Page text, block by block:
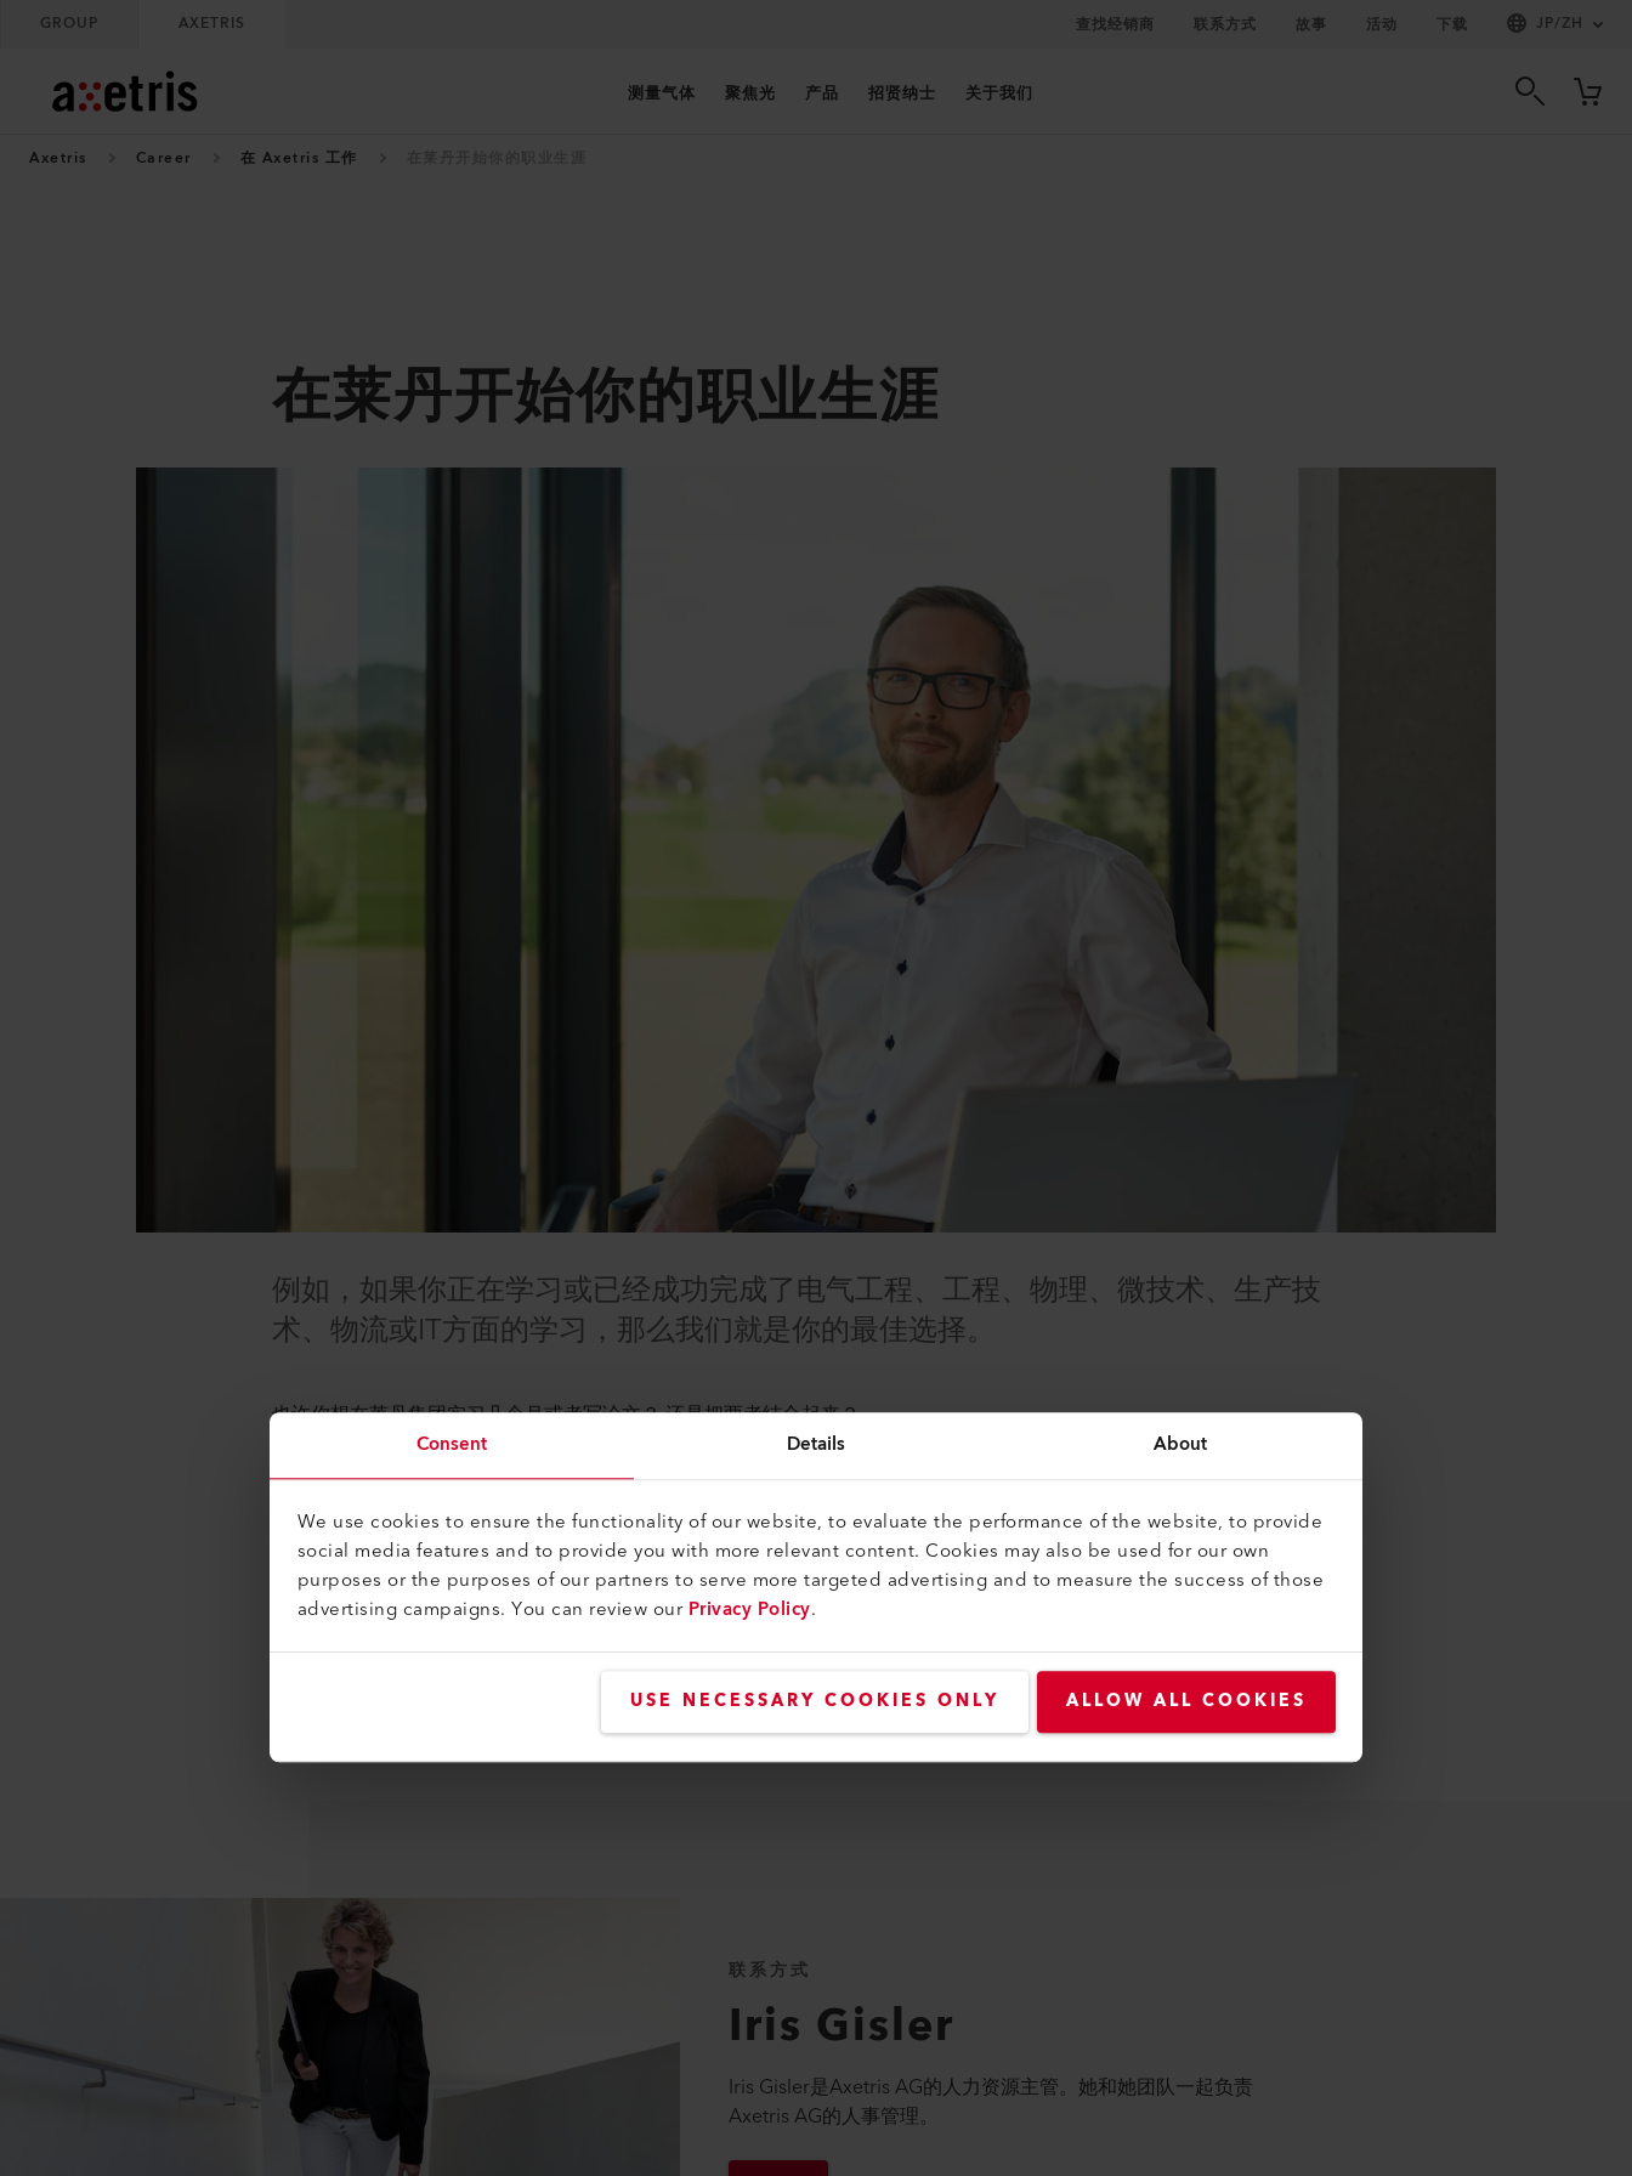
Consent Details About
We use cookies to ensure the functionality of our website, to evaluate the performance of the website, to provide
social media features and to provide you with more relevant content. Cookies may also be used for our own
purposes or the purposes of our partners to serve more targeted advertising and to measure the success of those
advertising campaigns. You can review ourPrivacy Policy.
USE NECESSARY COOKIES ONLY ALLOW ALL COOKIES
GROUP AXETRIS 查找经销商 联系方式 故事 活动 下载 JP/ZH
测量气体 聚焦光 产品 招贤纳士 关于我们
Axetris Career 在 Axetris 工作
在莱丹开始你的职业生涯
例如，如果你正在学习或已经成功完成了电气工程、工程、物理、微技术、生产技
术、物流或IT方面的学习，那么我们就是你的最佳选择。
也许你想在莱丹集团实习几个月或者写论文？ 还是把两者结合起来？
我们提供令人振奋的成长和国际环境中的职业机会。
我们正在寻找你
询问各种开放的情况。我们期待您的联系。
联系方式
Iris Gisler
Iris Gisler是Axetris AG的人力资源主管。她和她团队一起负责
Axetris AG的人事管理。